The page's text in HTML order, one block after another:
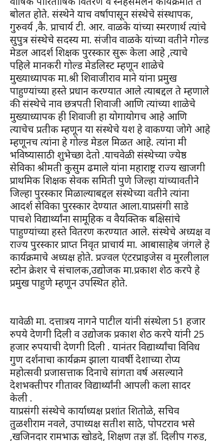
बोलत होते. संस्थेने याच वर्षापासून संस्थेचे संस्थापक,
गुरुवर्य ,कै. प्राचार्य टी. आर. वाळके यांच्या स्मरणार्थ त्यांचे
सुपुत्र संस्थेचे सदस्य मा. संजीव वाळके यांच्या वतीने गोल्ड
मेडल आदर्श शिक्षक पुरस्कार सुरू केला आहे ,त्याचे
पहिले मानकरी गोल्ड मेडलिस्ट म्हणून शाळेचे
मुख्याध्यापक मा.श्री शिवाजीराव माने यांना प्रमुख
पाहुण्यांच्या हस्ते प्रधान करण्यात आले त्याबद्दल ते म्हणाले
की संस्थेचे नाव छत्रपती शिवाजी आणि त्यांच्या शाळेचे
मुख्याध्यापक ही शिवाजी हा योगायोगच आहे आणि
त्याचेच प्रतीक म्हणून या संस्थेचे यश हे वाकण्या जोगे आहे
म्हणूनच त्यांना हे गोल्ड मेडल मिळत आहे. त्यांना मी
भविष्यासाठी शुभेच्छा देतो .याचवेळी संस्थेच्या ज्येष्ठ
सेविका श्रीमती कुसुम ढमाले यांना महाराष्ट्र राज्य खाजगी
प्राथमिक शिक्षक सेवक समिती पुणे जिल्हा यांच्यावतीने
जिल्हा पुरस्कार मिळाल्याबद्दल संस्थेच्या वतीने त्यांना
आदर्श सेविका पुरस्कार देण्यात आला.याप्रसंगी साडे
पाचशे विद्यार्थ्यांना सामूहिक व वैयक्तिक बक्षिसांचे
पाहुण्यांच्या हस्ते वितरण करण्यात आले. संस्थेचे अध्यक्ष व
राज्य पुरस्कार प्राप्त निवृत प्राचार्य मा. आबासाहेब जंगले हे
कार्यक्रमाचे अध्यक्ष होते. प्रज्वल एंटरप्राइजेस व मुरलीलाल
स्टोन क्रेशर चे संचालक,उद्योजक मा.प्रकाश शेठ करपे हे
प्रमुख पाहुणे म्हणून उपस्थित होते.
यावेळी मा. दत्तात्रय नागने पाटील यांनी संस्थेला 51 हजार
रुपये देणगी दिली व उद्योजक प्रकाश शेठ करपे यांनी 25
हजार रुपयाची देणगी दिली . यानंतर विद्यार्थ्यांचा विविध
गुण दर्शनाचा कार्यक्रम झाला यावर्षी देशाच्या रोप्य
महोत्सवी प्रजासत्ताक दिनाचे सांगता वर्ष असल्याने
देशभक्तीपर गीतावर विद्यार्थ्यांनी आपली कला सादर
केली .
याप्रसंगी संस्थेचे कार्याध्यक्ष प्रशांत शितोळे, सचिव
तुळशीराम नवले, उपाध्यक्ष सतीश साठे, पोपटराव भसे
,खजिनदार रामभाऊ खोडदे, शिक्षण तज्ञ डॉ. दिलीप गरुड,